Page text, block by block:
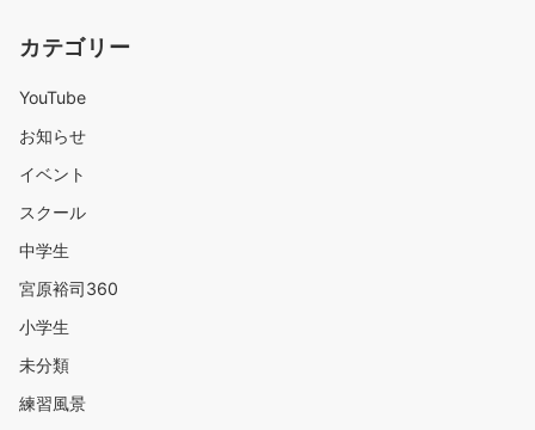
カテゴリー
YouTube
お知らせ
イベント
スクール
中学生
宮原裕司360
小学生
未分類
練習風景